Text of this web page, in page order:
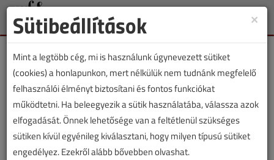
Toggle
Tőzsdére lépett a COOL
Klíma
×
Sütibeállítások
Mint a legtöbb cég, mi is használunk úgynevezett sütiket
(cookies) a honlapunkon, mert nélkülük nem tudnánk megfelelő
felhasználói élményt biztosítani és fontos funkciókat
működtetni. Ha beleegyezik a sütik használatába, válassza azok
elfogadását. Önnek lehetősége van a feltétlenül szükséges
sütiken kívül egyénileg kiválasztani, hogy milyen típusú sütiket
engedélyez. Ezekről alább bővebben olvashat.